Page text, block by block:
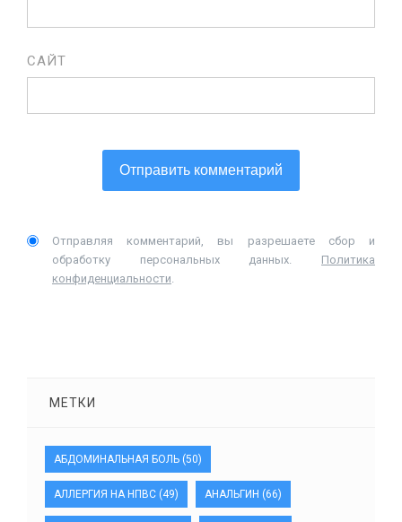
САЙТ
Отправляя комментарий, вы разрешаете сбор и
обработку персональных данных. Политика
конфиденциальности.
МЕТКИ
АБДОМИНАЛЬНАЯ БОЛЬ (50)
АЛЛЕРГИЯ НА НПВС (49) АНАЛЬГИН (66)